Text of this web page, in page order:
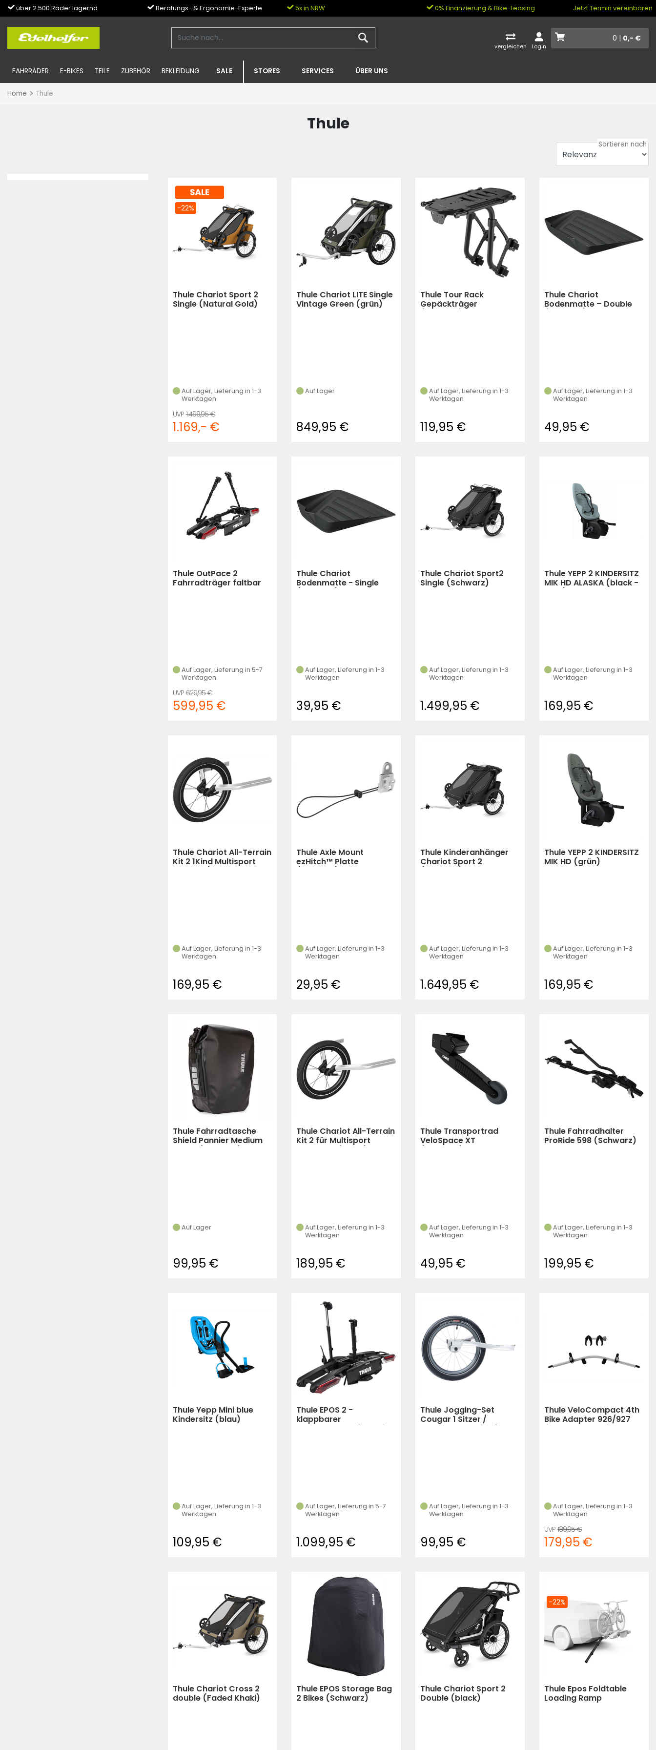
über 2.500 Räder lagernd Beratungs- & Ergonomie-Experte 5x in NRW 0% Finanzierung & Bike-Leasing Jetzt Termin vereinbaren
vergleichen Login
0 | 0,- €
FAHRRÄDER E-BIKES TEILE ZUBEHÖR BEKLEIDUNG SALE STORES SERVICES ÜBER UNS
Home Thule
Thule
Thule Chariot Sport 2
Single (Natural Gold)
Auf Lager, Lieferung in 1-3
Werktagen
-22%
1.499,95 €
1.169,- €
Thule Chariot LITE Single
Vintage Green (grün)
Auf Lager
849,95 €
Thule Tour Rack
Gepäckträger
Auf Lager, Lieferung in 1-3
Werktagen
119,95 €
Thule Chariot
Bodenmatte – Double
Auf Lager, Lieferung in 1-3
Werktagen
49,95 €
Thule OutPace 2
Fahrradträger faltbar
Auf Lager, Lieferung in 5-7
Werktagen
629,95 €
599,95 €
Thule Chariot
Bodenmatte - Single
Auf Lager, Lieferung in 1-3
Werktagen
39,95 €
Thule Chariot Sport2
Single (Schwarz)
Auf Lager, Lieferung in 1-3
Werktagen
1.499,95 €
Thule YEPP 2 KINDERSITZ
MIK HD ALASKA (black -
Auf Lager, Lieferung in 1-3
Werktagen
169,95 €
Thule Chariot All-Terrain
Kit 2 1Kind Multisport
Auf Lager, Lieferung in 1-3
Werktagen
169,95 €
Thule Axle Mount
ezHitch™ Platte
Auf Lager, Lieferung in 1-3
Werktagen
29,95 €
Thule Kinderanhänger
Chariot Sport 2
Auf Lager, Lieferung in 1-3
Werktagen
1.649,95 €
Thule YEPP 2 KINDERSITZ
MIK HD (grün)
Auf Lager, Lieferung in 1-3
Werktagen
169,95 €
Thule Fahrradtasche
Shield Pannier Medium
Auf Lager
99,95 €
Thule Chariot All-Terrain
Kit 2 für Multisport
Auf Lager, Lieferung in 1-3
Werktagen
189,95 €
Thule Transportrad
VeloSpace XT
Auf Lager, Lieferung in 1-3
Werktagen
49,95 €
Thule Fahrradhalter
ProRide 598 (Schwarz)
Auf Lager, Lieferung in 1-3
Werktagen
199,95 €
Thule Yepp Mini blue
Kindersitz (blau)
Auf Lager, Lieferung in 1-3
Werktagen
109,95 €
Thule EPOS 2 -
klappbarer
Auf Lager, Lieferung in 5-7
Werktagen
1.099,95 €
Thule Jogging-Set
Cougar 1 Sitzer /
Auf Lager, Lieferung in 1-3
Werktagen
99,95 €
Thule VeloCompact 4th
Bike Adapter 926/927
Auf Lager, Lieferung in 1-3
Werktagen
189,95 €
179,95 €
Thule Chariot Cross 2
double (Faded Khaki)
Thule EPOS Storage Bag
2 Bikes (Schwarz)
Thule Chariot Sport 2
Double (black)
Thule Epos Foldtable
Loading Ramp
-22%